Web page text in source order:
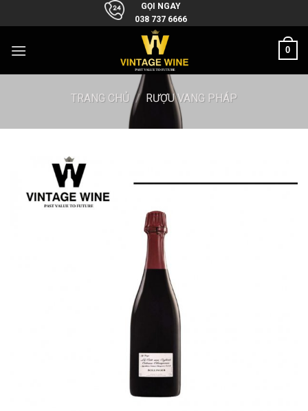
to
GỌI NGAY
038 737 6666
0
TRANG CHỦ / RƯỢU VANG PHÁP